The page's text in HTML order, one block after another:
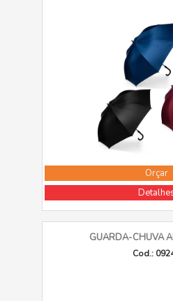
Orçar
GUARDA-CHUVA
Cod.: